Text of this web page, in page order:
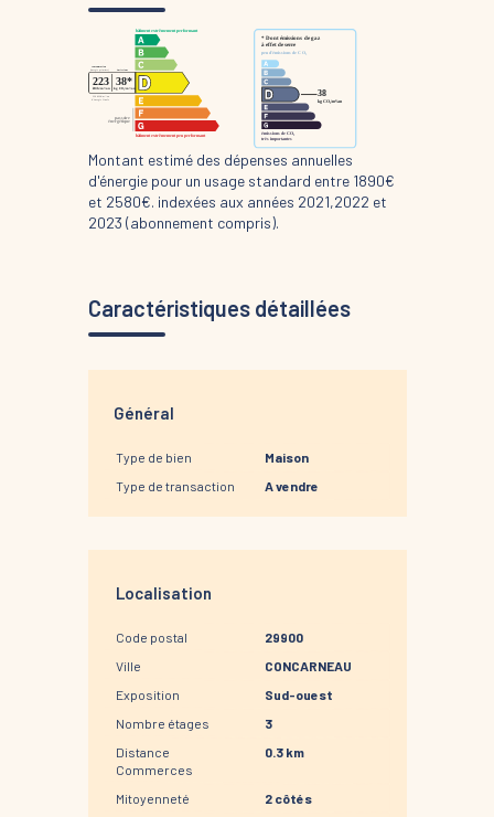
Montant estimé des dépenses annuelles
d'énergie pour un usage standard entre 1890€
et 2580€. indexées aux années 2021,2022 et
2023 (abonnement compris).
Caractéristiques détaillées
Général
Type de bien
Maison
Type de transaction
A vendre
Localisation
Code postal
29900
Ville
CONCARNEAU
Exposition
Sud-ouest
Nombre étages
3
Distance
Commerces
0.3 km
Mitoyenneté
2 côtés